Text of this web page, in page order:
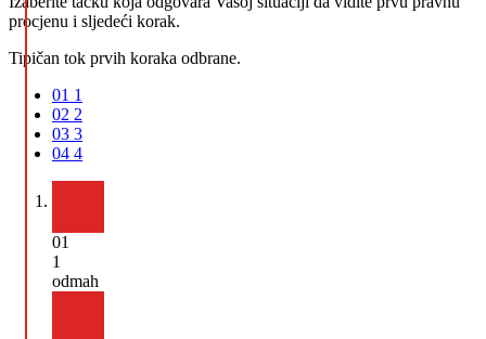
procjenu i sljedeći korak.
Tipičan tok prvih koraka odbrane.
01 1
02 2
03 3
04 4
01
1
odmah